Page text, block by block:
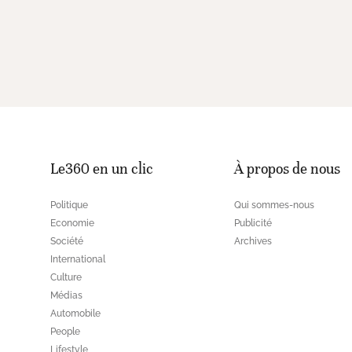
Le360 en un clic
Politique
Economie
Société
International
Culture
Médias
Automobile
People
Lifestyle
À propos de nous
Qui sommes-nous
Publicité
Archives